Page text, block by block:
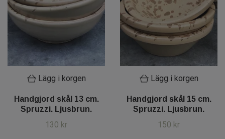
Lägg i korgen
Handgjord skål 13 cm.
Spruzzi. Ljusbrun.
130 kr
Lägg i korgen
Handgjord skål 15 cm.
Spruzzi. Ljusbrun.
150 kr